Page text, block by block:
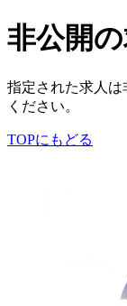
非公開
指定された求人
ください。
TOPにもどる